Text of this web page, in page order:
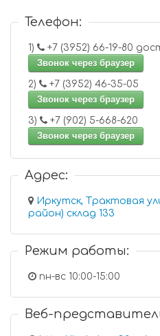
Телефон:
1)
+7
Звонок через браузер
2)
+7 (3952) 46-35-05
Звонок через браузер
3)
+7 (902) 5-668-620
Звонок через браузер
Адрес:
Иркутск, Трактовая
район) склад 133
Режим работы:
пн-вс 10:00-15:00
Веб-